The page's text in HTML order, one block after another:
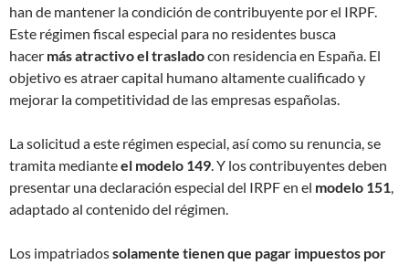
han de mantener la condición de contribuyente por el IRPF.
Este régimen fiscal especial para no residentes busca
hacer más atractivo el trasladocon residencia en España. El
objetivo es atraer capital humano altamente cualificado y
mejorar la competitividad de las empresas españolas.
La solicitud a este régimen especial, así como su renuncia, se
tramita medianteel modelo 149. Y los contribuyentes deben
presentar una declaración especial del IRPF en el modelo 151,
adaptado al contenido del régimen.
Los impatriadossolamente tienen que pagar impuestos por